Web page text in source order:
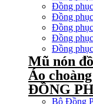
Đồng
Đồng
Đồng
Đồng
Đồng
Mũ nón
Áo
ĐỒNG
Bộ Đồng